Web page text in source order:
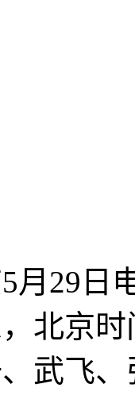
月29日
北京
武飞